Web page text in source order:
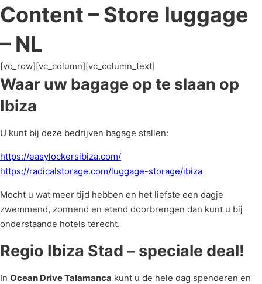
Content – Store luggage
– NL
[vc_row][vc_column][vc_column_text]
Waar uw bagage op te slaan op
Ibiza
U kunt bij deze bedrijven bagage stallen:
https://easylockersibiza.com/
https://radicalstorage.com/luggage-storage/ibiza
Mocht u wat meer tijd hebben en het liefste een dagje
zwemmend, zonnend en etend doorbrengen dan kunt u bij
onderstaande hotels terecht.
Regio Ibiza Stad – speciale deal!
In Ocean Drive Talamanca kunt u de hele dag spenderen en